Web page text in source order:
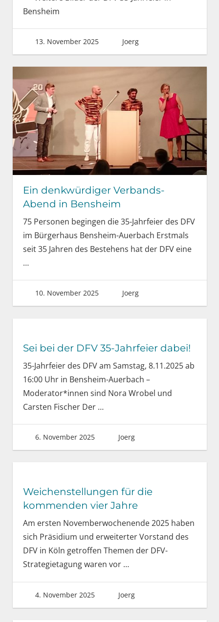
Bensheim
13. November 2025 Joerg
Ein denkwürdiger Verbands-
Abend in Bensheim
75 Personen begingen die 35-Jahrfeier des DFV
im Bürgerhaus Bensheim-Auerbach Erstmals
seit 35 Jahren des Bestehens hat der DFV eine
…
10. November 2025 Joerg
Sei bei der DFV 35-Jahrfeier dabei!
35-Jahrfeier des DFV am Samstag, 8.11.2025 ab
16:00 Uhr in Bensheim-Auerbach –
Moderator*innen sind Nora Wrobel und
Carsten Fischer Der …
6. November 2025 Joerg
Weichenstellungen für die
kommenden vier Jahre
Am ersten Novemberwochenende 2025 haben
sich Präsidium und erweiterter Vorstand des
DFV in Köln getroffen Themen der DFV-
Strategietagung waren vor …
4. November 2025 Joerg